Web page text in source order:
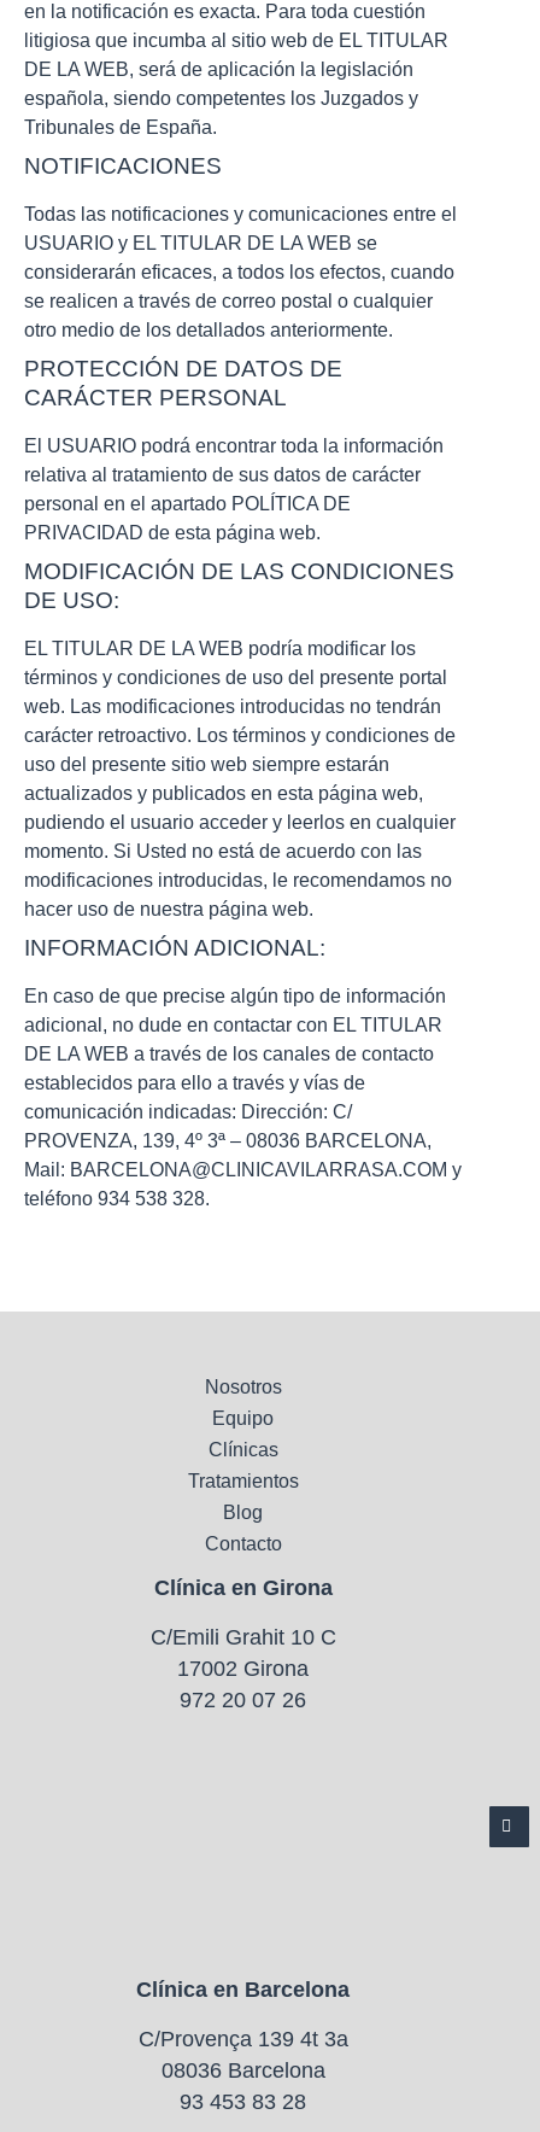
en la notificación es exacta. Para toda cuestión
litigiosa que incumba al sitio web de EL TITULAR
DE LA WEB, será de aplicación la legislación
española, siendo competentes los Juzgados y
Tribunales de España.
NOTIFICACIONES
Todas las notificaciones y comunicaciones entre el
USUARIO y EL TITULAR DE LA WEB se
considerarán eficaces, a todos los efectos, cuando
se realicen a través de correo postal o cualquier
otro medio de los detallados anteriormente.
PROTECCIÓN DE DATOS DE
CARÁCTER PERSONAL
El USUARIO podrá encontrar toda la información
relativa al tratamiento de sus datos de carácter
personal en el apartado POLÍTICA DE
PRIVACIDAD de esta página web.
MODIFICACIÓN DE LAS CONDICIONES
DE USO:
EL TITULAR DE LA WEB podría modificar los
términos y condiciones de uso del presente portal
web. Las modificaciones introducidas no tendrán
carácter retroactivo. Los términos y condiciones de
uso del presente sitio web siempre estarán
actualizados y publicados en esta página web,
pudiendo el usuario acceder y leerlos en cualquier
momento. Si Usted no está de acuerdo con las
modificaciones introducidas, le recomendamos no
hacer uso de nuestra página web.
INFORMACIÓN ADICIONAL:
En caso de que precise algún tipo de información
adicional, no dude en contactar con EL TITULAR
DE LA WEB a través de los canales de contacto
establecidos para ello a través y vías de
comunicación indicadas: Dirección: C/
PROVENZA, 139, 4º 3ª – 08036 BARCELONA,
Mail: BARCELONA@CLINICAVILARRASA.COM y
teléfono 934 538 328.
Nosotros
Equipo
Clínicas
Tratamientos
Blog
Contacto
Clínica en Girona
C/Emili Grahit 10 C
17002 Girona
972 20 07 26
Clínica en Barcelona
C/Provença 139 4t 3a
08036 Barcelona
93 453 83 28